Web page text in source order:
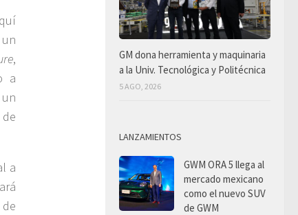
,
a
a
GM dona herramienta y maquinaria
a la Univ. Tecnológica y Politécnica
5 AGO, 2026
LANZAMIENTOS
GWM ORA 5 llega al
mercado mexicano
como el nuevo SUV
de GWM